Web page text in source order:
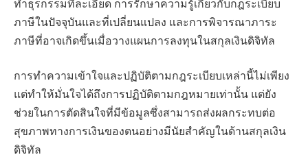
ทำธุรกรรมที่ละเอียด การรักษาความรู้เกี่ยวกับกฎระเบียบ
ภาษีในปัจจุบันและที่เปลี่ยนแปลง และการพิจารณาภาระ
ภาษีที่อาจเกิดขึ้นเมื่อวางแผนการลงทุนในสกุลเงินดิจิทัล
การทำความเข้าใจและปฏิบัติตามกฎระเบียบเหล่านี้ไม่เพียง
แต่ทำให้มั่นใจได้ถึงการปฏิบัติตามกฎหมายเท่านั้น แต่ยัง
ช่วยในการตัดสินใจที่มีข้อมูลซึ่งสามารถส่งผลกระทบต่อ
สุขภาพทางการเงินของตนอย่างมีนัยสำคัญในด้านสกุลเงิน
ดิจิทัล